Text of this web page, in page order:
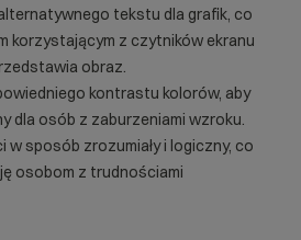
tekstu dla grafik, co
korzystającym z czytników ekranu
obraz.
kontrastu kolorów, aby
dla osób z zaburzeniami wzroku.
w sposób zrozumiały i logiczny, co
osobom z trudnościami